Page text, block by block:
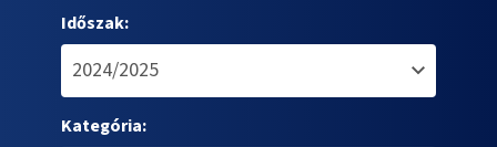
Időszak:
Kategória: